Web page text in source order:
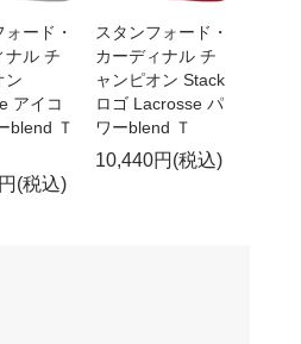
ード・
ナル チ
ン
アイコ
blend Ｔ
(税込)
スタンフォード・
カーディナル チ
ャンピオン Stack
ロゴ Lacrosse パ
ワーblend Ｔ
10,440円(税込)